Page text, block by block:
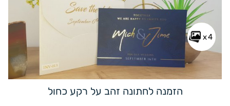
x4
הזמנה לחתונה זהב על רקע כחול